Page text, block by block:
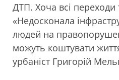
ДТП. Хоча всі переходи
«Недосконала
людей на
можуть коштувати
урбаніст Григорій